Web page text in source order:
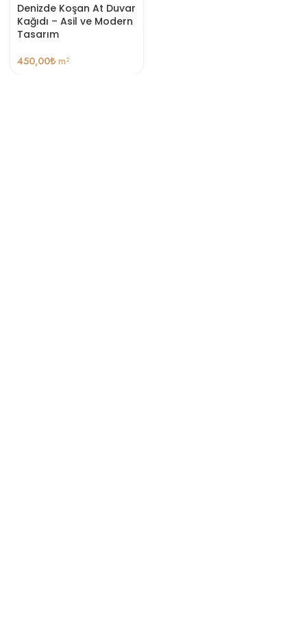
Denizde Koşan At Duvar
Kağıdı – Asil ve Modern
Tasarım
450,00₺ m²